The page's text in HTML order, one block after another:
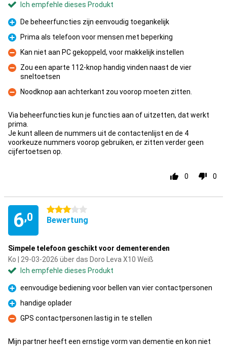
Ich empfehle dieses Produkt
Pro
De beheerfuncties zijn eenvoudig toegankelijk
Pro
Prima als telefoon voor mensen met beperking
Kontra
Kan niet aan PC gekoppeld, voor makkelijk instellen
Kontra
Zou een aparte 112-knop handig vinden naast de vier
sneltoetsen
Kontra
Noodknop aan achterkant zou voorop moeten zitten.
Via beheerfuncties kun je functies aan of uitzetten, dat werkt
prima.
Je kunt alleen de nummers uit de contactenlijst en de 4
voorkeuze nummers voorop gebruiken, er zitten verder geen
cijfertoetsen op.
0 0
6,0
3 Sterne
Bewertung
Simpele telefoon geschikt voor dementerenden
Ko | 29-03-2026 über das Doro Leva X10 Weiß
Ich empfehle dieses Produkt
Pro
eenvoudige bediening voor bellen van vier contactpersonen
Pro
handige oplader
Kontra
GPS contactpersonen lastig in te stellen
Mijn partner heeft een ernstige vorm van dementie en kon niet